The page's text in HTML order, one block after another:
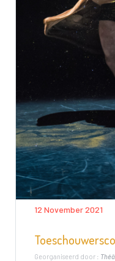
12 November 2021
Georganiseerd door :